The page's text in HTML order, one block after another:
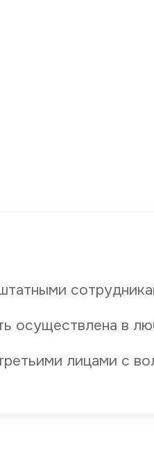
осуществлена в
лицами с